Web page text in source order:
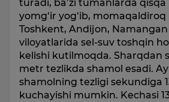
turadi, ba’zi tumanlarda
yomg‘ir yog‘ib,
Toshkent, Andijon, Namangan
viloyatlarida sel-suv toshqin
kelishi kutilmoqda. Sharqdan
metr tezlikda shamol esadi.
shamolning tezligi sekundiga
kuchayishi mumkin. Kechasi